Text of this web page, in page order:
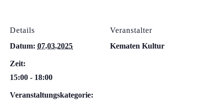
Details
Datum: 07.03.2025
Zeit:
15:00 - 18:00
Veranstaltungskategorie:
Veranstalter
Kematen Kultur